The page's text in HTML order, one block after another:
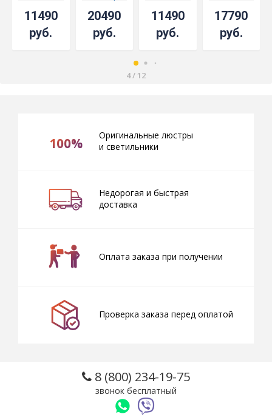
бронзу
11490
руб.
пластинка
20490
руб.
бронзу 6
ламп
11490
руб.
700 мм
17790
руб.
4/ 12
100%
Оригинальные люстры
и светильники
Недорогая и быстрая
доставка
Оплата заказа при получении
Проверка заказа перед оплатой
8 (800) 234-19-75
звонок бесплатный